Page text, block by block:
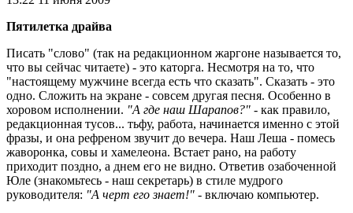
Пятилетка драйва
Писать "слово" (так на редакционном жаргоне называется то,
что вы сейчас читаете) - это каторга. Несмотря на то, что
"настоящему мужчине всегда есть что сказать". Сказать - это
одно. Сложить на экране - совсем другая песня. Особенно в
хоровом исполнении. "А где наш Шарапов?" - как правило,
редакционная тусов... тьфу, работа, начинается именно с этой
фразы, и она рефреном звучит до вечера. Наш Леша - помесь
жаворонка, совы и хамелеона. Встает рано, на работу
приходит поздно, а днем его не видно. Ответив озабоченной
Юле (знакомьтесь - наш секретарь) в стиле мудрого
руководителя: "А черт его знает!" - включаю компьютер.